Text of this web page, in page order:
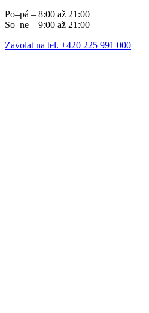
Po–pá – 8:00 až 21:00
So–ne – 9:00 až 21:00
Zavolat na tel. +420 225 991 000